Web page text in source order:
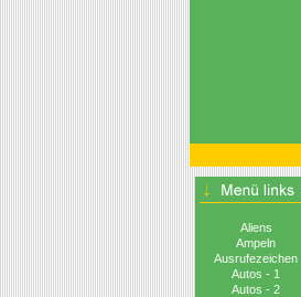
Aliens
Ampeln
Ausrufezeichen
Autos - 1
Autos - 2